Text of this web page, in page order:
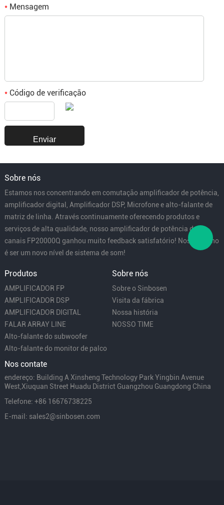
*Mensagem
*Código de verificação
Sobre nós
Estamos nos concentrando em comutação amplificador de potência,
amplificador digital, Amplificador DSP, Microfone e alto-falante de
matriz de linha. Através continuamente oferecendo produtos e
serviços de alta qualidade, nosso amplificador de potência de 4
canais FP20000Q ganhou muito feedback satisfatório! Nosso sonho
é ser um novo nível de sistema de som!
Produtos
AMPLIFICADOR FP
AMPLIFICADOR DSP
AMPLIFICADOR DIGITAL
FALAR ARRAY LINE
Alto-falante do subwoofer
Alto-falante do monitor de palco
Sobre nós
Sobre o Sinbosen
Visita da fábrica
Nossa história
NOSSO TIME
Nos contate
endereço: Building A Xinsheng Technology Park Yingbin Avenue
West,Xiuquan Street Huadu District Guangzhou Guangdong China
Telefone: +86 16676738225
E-mail: sales2@sinbosen.com